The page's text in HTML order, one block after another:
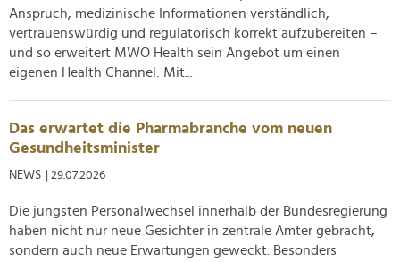
Anspruch, medizinische Informationen verständlich,
vertrauenswürdig und regulatorisch korrekt aufzubereiten –
und so erweitert MWO Health sein Angebot um einen
eigenen Health Channel: Mit...
Das erwartet die Pharmabranche vom neuen
Gesundheitsminister
NEWS | 29.07.2026
Die jüngsten Personalwechsel innerhalb der Bundesregierung
haben nicht nur neue Gesichter in zentrale Ämter gebracht,
sondern auch neue Erwartungen geweckt. Besonders